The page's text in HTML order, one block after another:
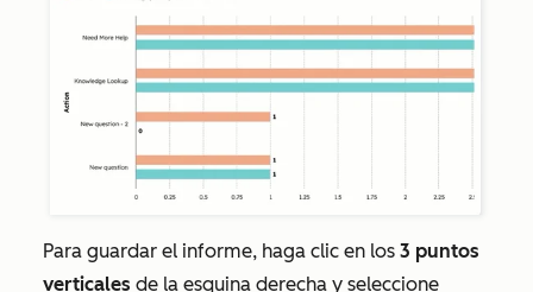
Para guardar el informe, haga clic en los 3 puntos
verticales de la esquina derecha y seleccione